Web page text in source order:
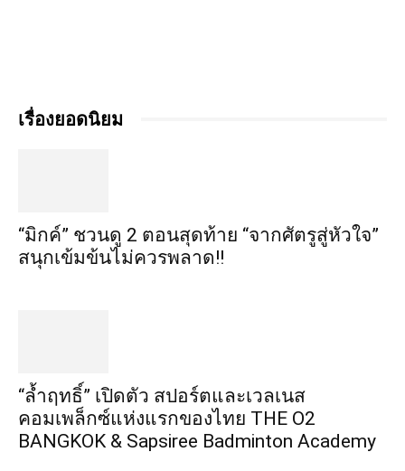
เรื่องยอดนิยม
“มิกค์” ชวนดู 2 ตอนสุดท้าย “จากศัตรูสู่หัวใจ”
สนุกเข้มข้นไม่ควรพลาด!!
“ล้ำฤทธิ์” เปิดตัว สปอร์ตและเวลเนส
คอมเพล็กซ์แห่งแรกของไทย THE O2
BANGKOK & Sapsiree Badminton Academy